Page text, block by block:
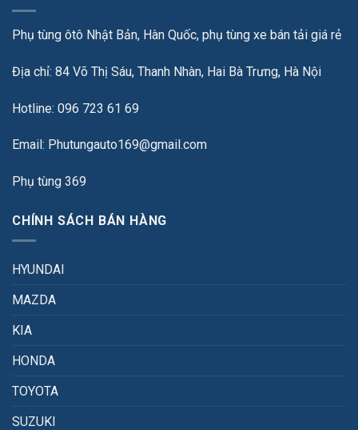
Phụ tùng ôtô Nhật Bản, Hàn Quốc, phụ tùng xe bán tải giá rẻ
Địa chỉ: 84 Võ Thị Sáu, Thanh Nhàn, Hai Bà Trưng, Hà Nội
Hotline: 096 723 61 69
Email: Phutungauto169@gmail.com
Phụ tùng 369
CHÍNH SÁCH BÁN HÀNG
HYUNDAI
MAZDA
KIA
HONDA
TOYOTA
SUZUKI